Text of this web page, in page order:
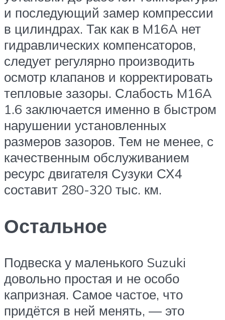
и последующий замер компрессии
в цилиндрах. Так как в M16A нет
гидравлических компенсаторов,
следует регулярно производить
осмотр клапанов и корректировать
тепловые зазоры. Слабость M16A
1.6 заключается именно в быстром
нарушении установленных
размеров зазоров. Тем не менее, с
качественным обслуживанием
ресурс двигателя Сузуки СХ4
составит 280-320 тыс. км.
Остальное
Подвеска у маленького Suzuki
довольно простая и не особо
капризная. Самое частое, что
придётся в ней менять, — это